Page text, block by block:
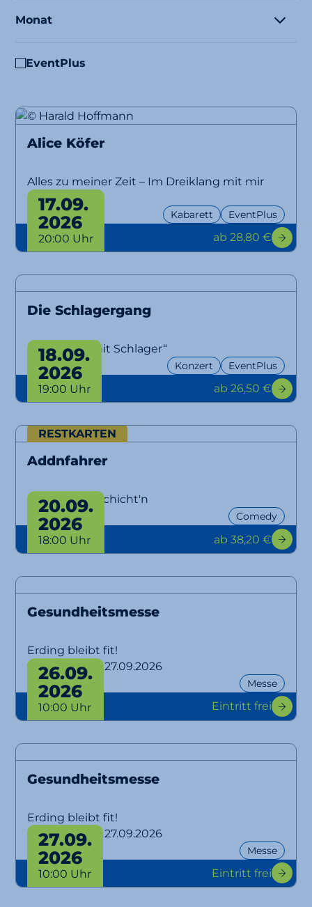
Monat
EventPlus
Alice Köfer
Alles zu meiner Zeit – Im Dreiklang mit mir
selbst
Kabarett EventPlus
17.09.
2026
20:00 Uhr ab 28,80 €
Die Schlagergang
„Aber bitte mit Schlager“
Konzert EventPlus
18.09.
2026
19:00 Uhr ab 26,50 €
RESTKARTEN
Addnfahrer
Lausbuam Gschicht'n
Comedy
20.09.
2026
18:00 Uhr ab 38,20 €
Gesundheitsmesse
Erding bleibt fit!
von 26.09. bis 27.09.2026
Messe
26.09.
2026
10:00 Uhr Eintritt frei
Gesundheitsmesse
Erding bleibt fit!
von 26.09. bis 27.09.2026
Messe
27.09.
2026
10:00 Uhr Eintritt frei